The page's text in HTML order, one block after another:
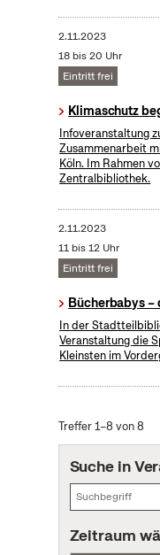
2.11.2023
18 bis 20 Uhr
Eintritt frei
Klimaschutz
Infoveranstaltung
Zusammenarbeit
Köln. Im Rahmen
Zentralbibliothek.
2.11.2023
11 bis 12 Uhr
Eintritt frei
Bücherbabys
In der
Veranstaltung die
Kleinsten im
Treffer 1–8 von 8
Suche in
Zeitraum